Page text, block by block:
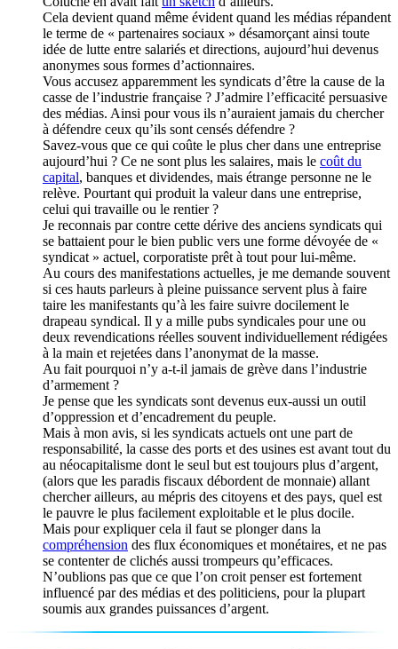
Cela devient quand même évident quand les médias répandent
le terme de « partenaires sociaux » désamorçant ainsi toute
idée de lutte entre salariés et directions, aujourd’hui devenus
anonymes sous formes d’actionnaires.
Vous accusez apparemment les syndicats d’être la cause de la
casse de l’industrie française ? J’admire l’efficacité persuasive
des médias. Ainsi pour vous ils n’auraient jamais du chercher
à défendre ceux qu’ils sont censés défendre ?
Savez-vous que ce qui coûte le plus cher dans une entreprise
aujourd’hui ? Ce ne sont plus les salaires, mais le coût du
capital, banques et dividendes, mais étrange personne ne le
relève. Pourtant qui produit la valeur dans une entreprise,
celui qui travaille ou le rentier ?
Je reconnais par contre cette dérive des anciens syndicats qui
se battaient pour le bien public vers une forme dévoyée de «
syndicat » actuel, corporatiste prêt à tout pour lui-même.
Au cours des manifestations actuelles, je me demande souvent
si ces hauts parleurs à pleine puissance servent plus à faire
taire les manifestants qu’à les faire suivre docilement le
drapeau syndical. Il y a mille pubs syndicales pour une ou
deux revendications réelles souvent individuellement rédigées
à la main et rejetées dans l’anonymat de la masse.
Au fait pourquoi n’y a-t-il jamais de grève dans l’industrie
d’armement ?
Je pense que les syndicats sont devenus eux-aussi un outil
d’oppression et d’encadrement du peuple.
Mais à mon avis, si les syndicats actuels ont une part de
responsabilité, la casse des ports et des usines est avant tout du
au néocapitalisme dont le seul but est toujours plus d’argent,
(alors que les paradis fiscaux débordent de monnaie) allant
chercher ailleurs, au mépris des citoyens et des pays, quel est
le pauvre le plus facilement exploitable et le plus docile.
Mais pour expliquer cela il faut se plonger dans la
compréhension des flux économiques et monétaires, et ne pas
se contenter de clichés aussi trompeurs qu’efficaces.
N’oublions pas que ce que l’on croit penser est fortement
influencé par des médias et des politiciens, pour la plupart
soumis aux grandes puissances d’argent.